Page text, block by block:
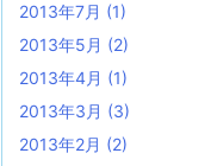
2013年7月 (1)
2013年5月 (2)
2013年4月 (1)
2013年3月 (3)
2013年2月 (2)